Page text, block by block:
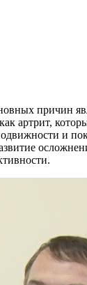
причин
артрит,
и